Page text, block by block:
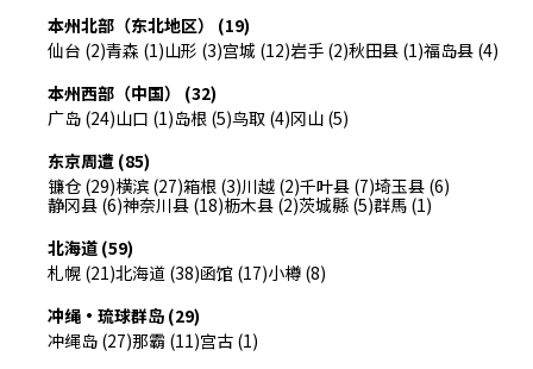
本州北部（东北地区） (19)
仙台 (2)青森 (1)山形 (3)宫城 (12)岩手 (2)秋田县 (1)福岛县 (4)
本州西部（中国） (32)
广岛 (24)山口 (1)岛根 (5)鸟取 (4)冈山 (5)
东京周遭 (85)
镰仓 (29)横滨 (27)箱根 (3)川越 (2)千叶县 (7)埼玉县 (6)
静冈县 (6)神奈川县 (18)枥木县 (2)茨城縣 (5)群馬 (1)
北海道 (59)
札幌 (21)北海道 (38)函馆 (17)小樽 (8)
冲绳・琉球群岛 (29)
冲绳岛 (27)那霸 (11)宫古 (1)